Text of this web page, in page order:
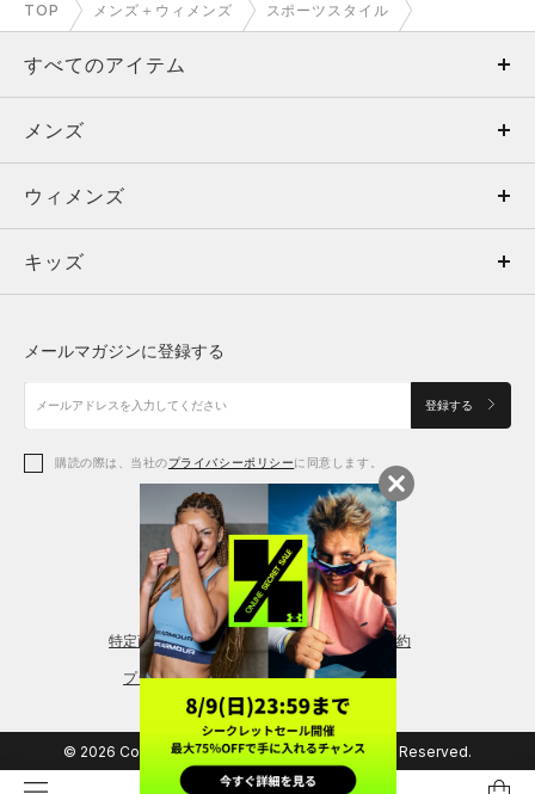
TOP メンズ＋ウィメンズ スポーツスタイル
すべてのアイテム
メンズ
ウィメンズ
キッズ
アクセサリー
メンズ
トップス
ボトムス
アクセサリー
ウィメンズ
トップス
シューズ
アクセサリー
レギンス＆タイツ
キッズ
シューズ
メールマガジンに登録する
登録する
購読の際は、当社のプライバシーポリシーに同意します。
特定商取引法に基づく通販の表記 会員規約
プライバシーポリシー
© 2026 Copyright DOME Corporation. All Rights Reserved.